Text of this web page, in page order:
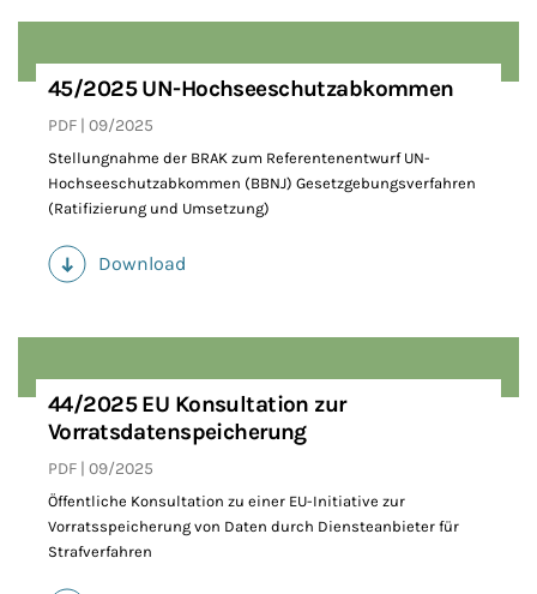
45/2025 UN-Hochseeschutzabkommen
PDF 09/2025
Stellungnahme der BRAK zum Referentenentwurf UN-
Hochseeschutzabkommen (BBNJ) Gesetzgebungsverfahren
(Ratifizierung und Umsetzung)
Download
(PDF)
44/2025 EU Konsultation zur
Vorratsdatenspeicherung
PDF 09/2025
Öffentliche Konsultation zu einer EU-Initiative zur
Vorratsspeicherung von Daten durch Diensteanbieter für
Strafverfahren